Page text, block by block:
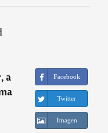
a
Facebook
Twitter
Imagen